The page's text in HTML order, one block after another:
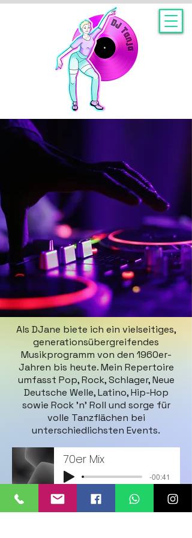
Als DJane biete ich ein vielseitiges,
generationsübergreifendes
Musikprogramm von den 1960er-
Jahren bis heute. Mein Repertoire
umfasst Pop, Rock, Schlager, Neue
Deutsche Welle, Latino, Hip-Hop
sowie Rock ’n’ Roll und sorge für
volle Tanzflächen bei
unterschiedlichsten Events.
70er Mix
-00:41
80er Mix